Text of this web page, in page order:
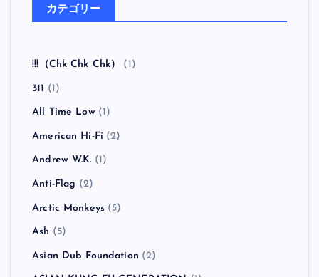
カテゴリー
!!!（Chk Chk Chk） (1)
311 (1)
All Time Low(1)
American Hi-Fi (2)
Andrew W.K. (1)
Anti-Flag (2)
Arctic Monkeys (5)
Ash (5)
Asian Dub Foundation (2)